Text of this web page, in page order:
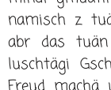
namisch z
abr das
luschtägi